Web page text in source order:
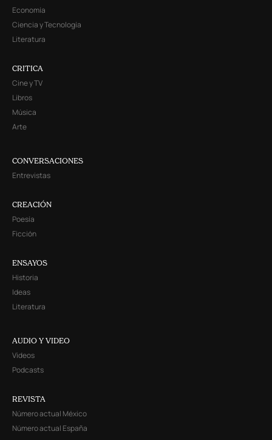
Economía
Ciencia y Tecnología
Literatura
CRITICA
Cine y TV
Libros
Música
Arte
CONVERSACIONES
Entrevistas
CREACIÓN
Poesía
Ficción
ENSAYOS
Historia
Ideas
Literatura
AUDIO Y VIDEO
Videos
Podcasts
REVISTA
Número actual México
Número actual España